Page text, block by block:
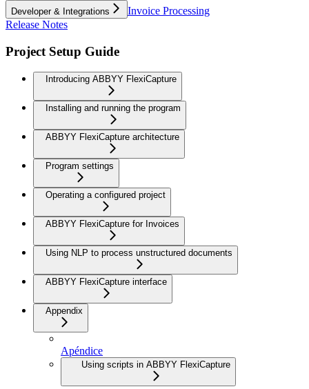
Developer & Integrations
Invoice Processing
Release Notes
Project Setup Guide
Introducing ABBYY FlexiCapture
Installing and running the program
ABBYY FlexiCapture architecture
Program settings
Operating a configured project
ABBYY FlexiCapture for Invoices
Using NLP to process unstructured documents
ABBYY FlexiCapture interface
Appendix
Apéndice
Using scripts in ABBYY FlexiCapture